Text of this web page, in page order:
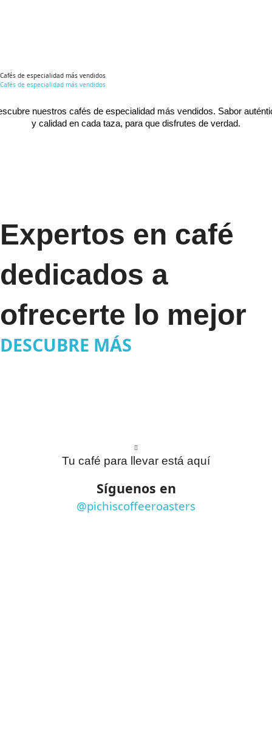
Cafés de especialidad más vendidos
Cafés de especialidad más vendidos
nuestros cafés de especialidad más vendidos. Sabor
y calidad en cada taza, para que disfrutes de verdad.
Expertos en café
dedicados a
ofrecerte lo mejor
DESCUBRE MÁS
Tu café para llevar está aquí
Síguenos en
@pichiscoffeeroasters